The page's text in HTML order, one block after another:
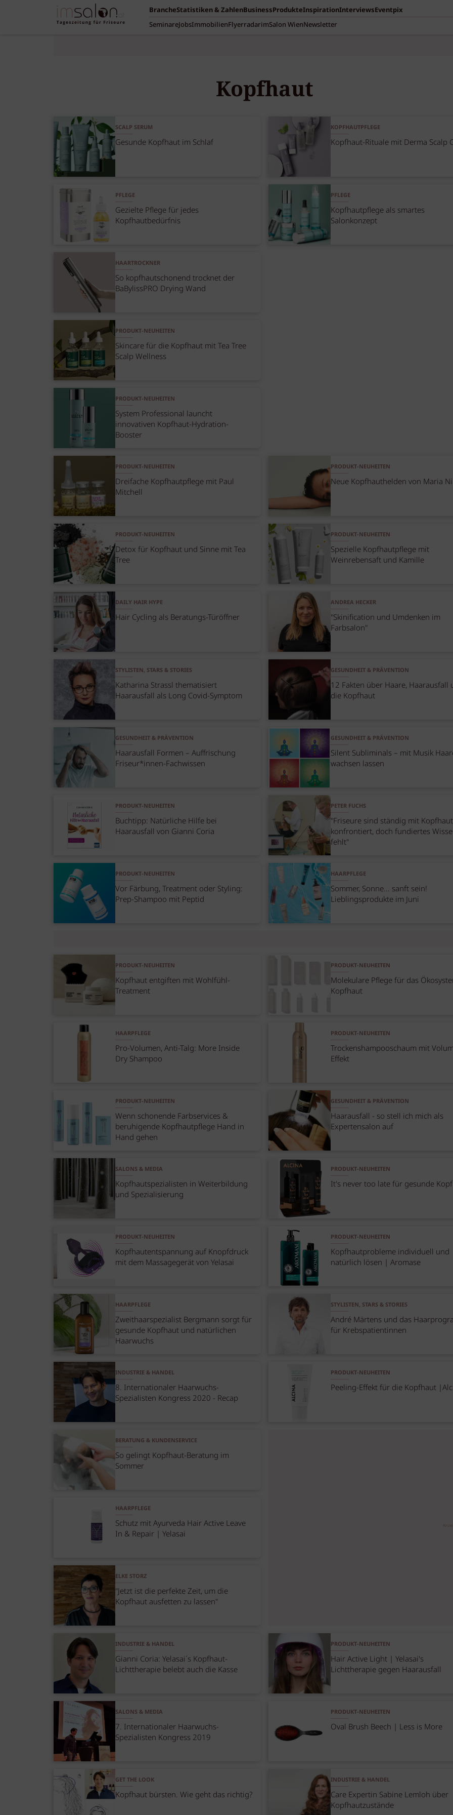
BrancheStatistiken & ZahlenBusinessProdukteInspirationInterviewsEventpix
SeminareJobsImmobilienFlyerradarimSalon WienNewsletter
Kopfhaut
SCALP SERUM
Gesunde Kopfhaut im Schlaf
KOPFHAUTPFLEGE
Kopfhaut-Rituale mit Derma Scalp
PFLEGE
Gezielte Pflege für jedes
Kopfhautbedürfnis
PFLEGE
Kopfhautpflege als smartes
Salonkonzept
HAARTROCKNER
So kopfhautschonend trocknet der
BaBylissPRO Drying Wand
PRODUKT-NEUHEITEN
Skincare für die Kopfhaut mit Tea Tree
Scalp Wellness
PRODUKT-NEUHEITEN
System Professional launcht
innovativen Kopfhaut-Hydration-
Booster
PRODUKT-NEUHEITEN
Dreifache Kopfhautpflege mit Paul
Mitchell
PRODUKT-NEUHEITEN
Neue Kopfhauthelden von Maria
PRODUKT-NEUHEITEN
Detox für Kopfhaut und Sinne mit Tea
Tree
PRODUKT-NEUHEITEN
Spezielle Kopfhautpflege mit
Weinrebensaft und Kamille
DAILY HAIR HYPE
Hair Cycling als Beratungs-Türöffner
ANDREA HECKER
"Skinification und Umdenken im
Farbsalon"
STYLISTEN, STARS & STORIES
Katharina Strassl thematisiert
Haarausfall als Long Covid-Symptom
GESUNDHEIT & PRÄVENTION
12 Fakten über Haare, Haarausfall
die Kopfhaut
GESUNDHEIT & PRÄVENTION
Haarausfall Formen – Auffrischung
Friseur*innen-Fachwissen
GESUNDHEIT & PRÄVENTION
Silent Subliminals – mit Musik
wachsen lassen
PRODUKT-NEUHEITEN
Buchtipp: Natürliche Hilfe bei
Haarausfall von Gianni Coria
PETER FUCHS
"Friseure sind ständig mit Kopfhaut
konfrontiert, doch fundiertes
fehlt"
PRODUKT-NEUHEITEN
Vor Färbung, Treatment oder Styling:
Prep-Shampoo mit Peptid
HAARPFLEGE
Sommer, Sonne... sanft sein!
Lieblingsprodukte im Juni
PRODUKT-NEUHEITEN
Kopfhaut entgiften mit Wohlfühl-
Treatment
PRODUKT-NEUHEITEN
Molekulare Pflege für das
Kopfhaut
HAARPFLEGE
Pro-Volumen, Anti-Talg: More Inside
Dry Shampoo
PRODUKT-NEUHEITEN
Trockenshampooschaum mit
Effekt
PRODUKT-NEUHEITEN
Wenn schonende Farbservices &
beruhigende Kopfhautpflege Hand in
Hand gehen
GESUNDHEIT & PRÄVENTION
Haarausfall - so stell ich mich als
Expertensalon auf
SALONS & MEDIA
Kopfhautspezialisten in Weiterbildung
und Spezialisierung
PRODUKT-NEUHEITEN
It's never too late für gesunde
PRODUKT-NEUHEITEN
Kopfhautentspannung auf Knopfdruck
mit dem Massagegerät von Yelasai
PRODUKT-NEUHEITEN
Kopfhautprobleme individuell und
natürlich lösen | Aromase
HAARPFLEGE
Zweithaarspezialist Bergmann sorgt für
gesunde Kopfhaut und natürlichen
Haarwuchs
STYLISTEN, STARS & STORIES
André Märtens und das
für Krebspatientinnen
INDUSTRIE & HANDEL
8. Internationaler Haarwuchs-
Spezialisten Kongress 2020 - Recap
PRODUKT-NEUHEITEN
Peeling-Effekt für die Kopfhaut
BERATUNG & KUNDENSERVICE
So gelingt Kopfhaut-Beratung im
Sommer
HAARPFLEGE
Schutz mit Ayurveda Hair Active Leave
In & Repair | Yelasai
ELKE STORZ
"Jetzt ist die perfekte Zeit, um die
Kopfhaut ausfetten zu lassen"
INDUSTRIE & HANDEL
Gianni Coria: Yelasai´s Kopfhaut-
Lichttherapie belebt auch die Kasse
PRODUKT-NEUHEITEN
Hair Active Light | Yelasai's
Lichttherapie gegen Haarausfall
SALONS & MEDIA
7. Internationaler Haarwuchs-
Spezialisten Kongress 2019
PRODUKT-NEUHEITEN
Oval Brush Beech | Less is More
GET THE LOOK
Kopfhaut bürsten. Wie geht das richtig?
INDUSTRIE & HANDEL
Care Expertin Sabine Lemloh über
Kopfhautzustände